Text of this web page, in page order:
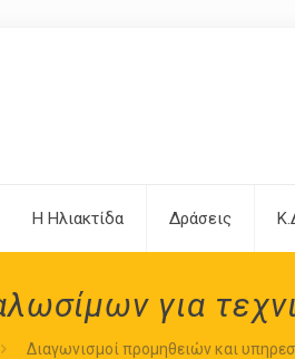
Η Ηλιακτίδα Δράσεις
για
Διαγωνισμοί προμηθειών και